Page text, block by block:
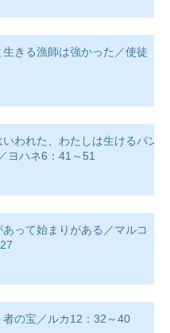
きる漁師は強かった／使徒
われた、わたしは生けるパン
ヨハネ6：41～51
って始まりがある／マルコ
者の宝／ルカ12：32～40